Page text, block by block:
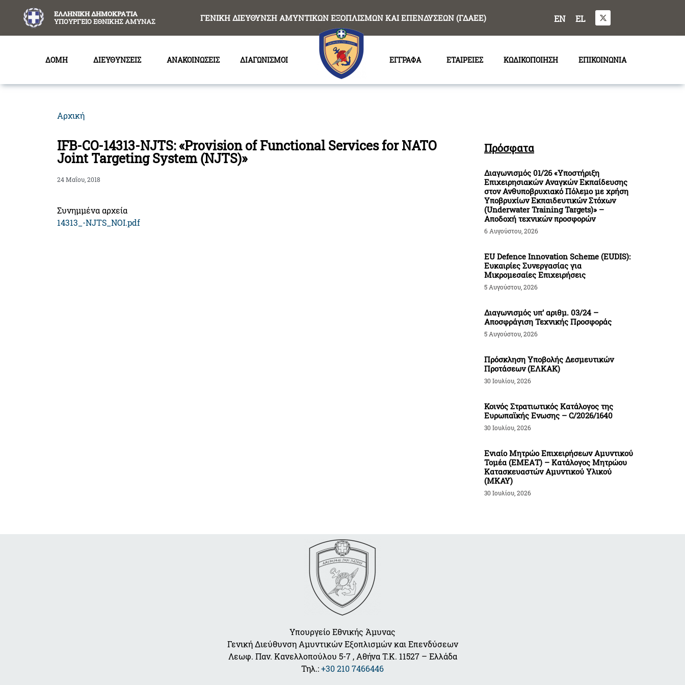
ΕΛΛΗΝΙΚΗ ΔΗΜΟΚΡΑΤΙΑ
ΥΠΟΥΡΓΕΙΟ ΕΘΝΙΚΗΣ ΑΜΥΝΑΣ
ΓΕΝΙΚΗ ΔΙΕΥΘΥΝΣΗ ΑΜΥΝΤΙΚΩΝ ΕΞΟΠΛΙΣΜΩΝ ΚΑΙ ΕΠΕΝΔΥΣΕΩΝ (ΓΔΑΕΕ) EN EL
ΔΟΜΗ ΔΙΕΥΘΥΝΣΕΙΣ ΑΝΑΚΟΙΝΩΣΕΙΣ ΔΙΑΓΩΝΙΣΜΟΙ ΕΓΓΡΑΦΑ ΕΤΑΙΡΕΙΕΣ ΚΩΔΙΚΟΠΟΙΗΣΗ ΕΠΙΚΟΙΝΩΝΙΑ
Αρχική
IFB-CO-14313-NJTS: «Provision of Functional Services for NATO
Joint Targeting System (NJTS)»
24 Μαΐου, 2018
Συνημμένα αρχεία
14313_-NJTS_NOI.pdf
Πρόσφατα
Διαγωνισμός 01/26 «Υποστήριξη
Επιχειρησιακών Αναγκών Εκπαίδευσης
στον Ανθυποβρυχιακό Πόλεμο με χρήση
Υποβρυχίων Εκπαιδευτικών Στόχων
(Underwater Training Targets)» –
Αποδοχή τεχνικών προσφορών
6 Αυγούστου, 2026
EU Defence Innovation Scheme (EUDIS):
Ευκαιρίες Συνεργασίας για
Μικρομεσαίες Επιχειρήσεις
5 Αυγούστου, 2026
Διαγωνισμός υπ’ αριθμ. 03/24 –
Αποσφράγιση Τεχνικής Προσφοράς
5 Αυγούστου, 2026
Πρόσκληση Υποβολής Δεσμευτικών
Προτάσεων (ΕΛΚΑΚ)
30 Ιουλίου, 2026
Κοινός Στρατιωτικός Κατάλογος της
Ευρωπαϊκής Ενωσης – C/2026/1640
30 Ιουλίου, 2026
Ενιαίο Μητρώο Επιχειρήσεων Αμυντικού
Τομέα (ΕΜΕΑΤ) – Κατάλογος Μητρώου
Κατασκευαστών Αμυντικού Υλικού
(ΜΚΑΥ)
30 Ιουλίου, 2026
Υπουργείο Εθνικής Άμυνας
Γενική Διεύθυνση Αμυντικών Εξοπλισμών και Επενδύσεων
Λεωφ. Παν. Κανελλοπούλου 5-7 , Αθήνα Τ.Κ. 11527 – Ελλάδα
Τηλ.:+30 210 7466446